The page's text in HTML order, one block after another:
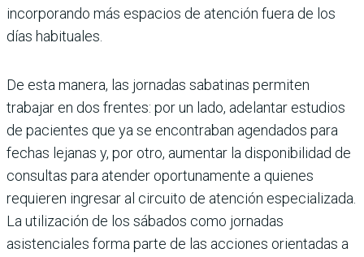
incorporando más espacios de atención fuera de los
días habituales.
De esta manera, las jornadas sabatinas permiten
trabajar en dos frentes: por un lado, adelantar estudios
de pacientes que ya se encontraban agendados para
fechas lejanas y, por otro, aumentar la disponibilidad de
consultas para atender oportunamente a quienes
requieren ingresar al circuito de atención especializada.
La utilización de los sábados como jornadas
asistenciales forma parte de las acciones orientadas a